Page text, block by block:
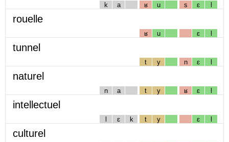
k a ʁ u s ɛ l
rouelle
ʁ u ɛ l
tunnel
t y n ɛ l
naturel
n a t y ʁ ɛ l
intellectuel
l ɛ k t y ɛ l
culturel